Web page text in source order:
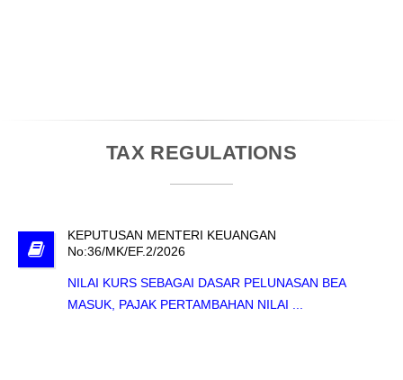
TAX REGULATIONS
KEPUTUSAN MENTERI KEUANGAN
No:36/MK/EF.2/2026
NILAI KURS SEBAGAI DASAR PELUNASAN BEA
MASUK, PAJAK PERTAMBAHAN NILAI ...